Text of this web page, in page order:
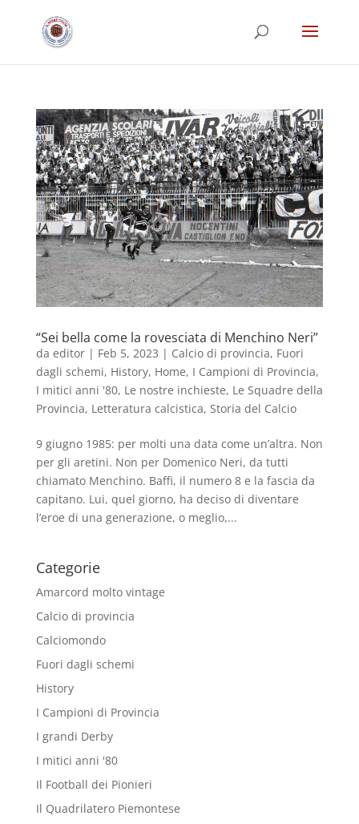
“Sei bella come la rovesciata di Menchino Neri”
da editor| Feb 5, 2023 | Calcio di provincia, Fuori
dagli schemi, History, Home, I Campioni di Provincia,
I mitici anni '80, Le nostre inchieste, Le Squadre della
Provincia, Letteratura calcistica, Storia del Calcio
9 giugno 1985: per molti una data come un’altra. Non
per gli aretini. Non per Domenico Neri, da tutti
chiamato Menchino. Baffi, il numero 8 e la fascia da
capitano. Lui, quel giorno, ha deciso di diventare
l’eroe di una generazione, o meglio,...
Categorie
Amarcord molto vintage
Calcio di provincia
Calciomondo
Fuori dagli schemi
History
I Campioni di Provincia
I grandi Derby
I mitici anni '80
Il Football dei Pionieri
Il Quadrilatero Piemontese